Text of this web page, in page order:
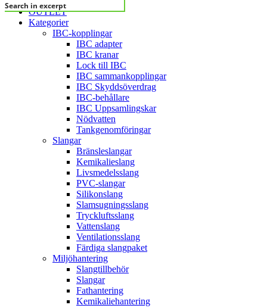
Search in excerpt
OUTLET
Kategorier
IBC-kopplingar
IBC adapter
IBC kranar
Lock till IBC
IBC sammankopplingar
IBC Skyddsöverdrag
IBC-behållare
IBC Uppsamlingskar
Nödvatten
Tankgenomföringar
Slangar
Bränsleslangar
Kemikalieslang
Livsmedelsslang
PVC-slangar
Silikonslang
Slamsugningsslang
Tryckluftsslang
Vattenslang
Ventilationsslang
Färdiga slangpaket
Miljöhantering
Slangtillbehör
Slangar
Fathantering
Kemikaliehantering